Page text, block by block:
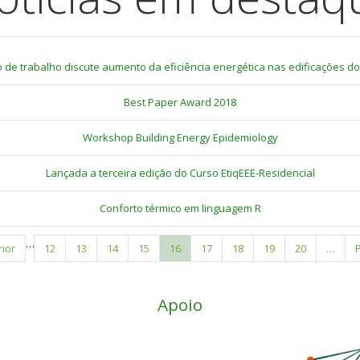
de trabalho discute aumento da eficiência energética nas edificações
Best Paper Award 2018
Workshop Building Energy Epidemiology
Lançada a terceira edição do Curso EtiqEEE-Residencial
Conforto térmico em linguagem R
… Page
12 Page
13 Page
14 Page
15
Página
atual
16 Page
17 Page
18 Page
19 Page
20 …
Apoio